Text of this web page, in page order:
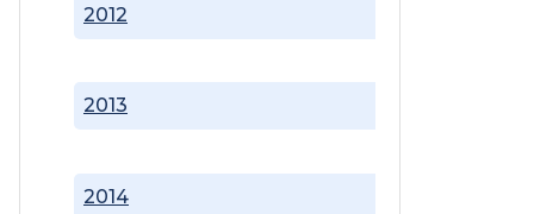
2012
2013
2014